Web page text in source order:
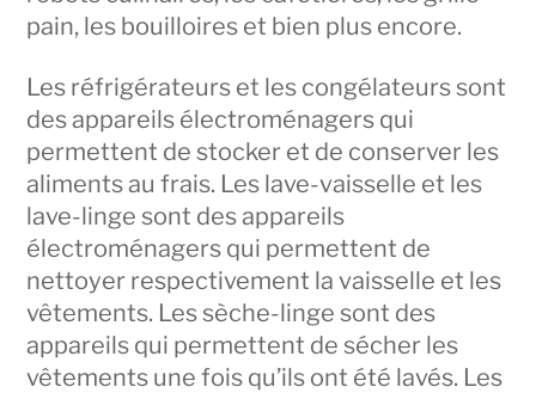
pain, les bouilloires et bien plus encore.
Les réfrigérateurs et les congélateurs sont
des appareils électroménagers qui
permettent de stocker et de conserver les
aliments au frais. Les lave-vaisselle et les
lave-linge sont des appareils
électroménagers qui permettent de
nettoyer respectivement la vaisselle et les
vêtements. Les sèche-linge sont des
appareils qui permettent de sécher les
vêtements une fois qu’ils ont été lavés. Les